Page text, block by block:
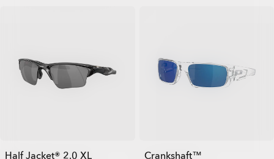
Half Jacket® 2.0 XL Crankshaft™